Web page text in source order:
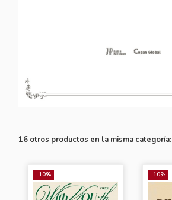
16 otros productos en la misma categoría:
-10% -10%